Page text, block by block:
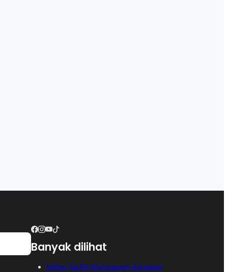
Banyak dilihat
Isfhan Taufik Munggaran Apresiasi